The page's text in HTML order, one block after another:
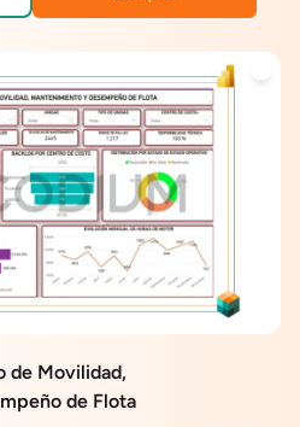
de Movilidad,
de Flota